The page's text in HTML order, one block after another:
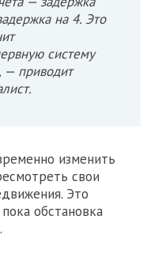
на 4. Это
систему
— приводит
изменить
свои
Это
обстановка